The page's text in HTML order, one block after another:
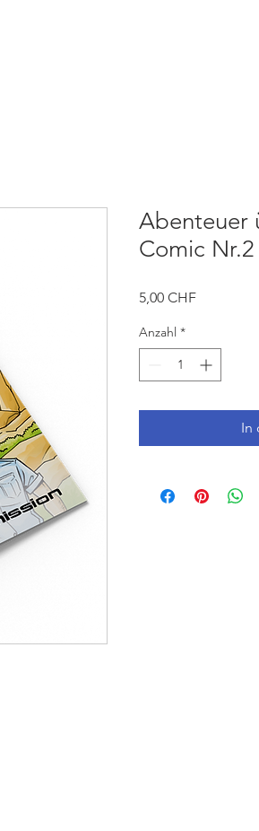
Abenteuer
Comic Nr.2
5,00 CHFPreis
Anzahl *
In